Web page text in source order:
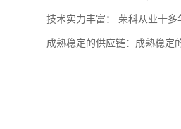
技术实力丰富： 荣科从业十多
成熟稳定的供应链：成熟稳定